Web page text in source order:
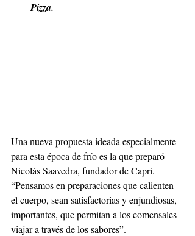
Pizza.
Una nueva propuesta ideada especialmente
para esta época de frío es la que preparó
Nicolás Saavedra, fundador de Capri.
“Pensamos en preparaciones que calienten
el cuerpo, sean satisfactorias y enjundiosas,
importantes, que permitan a los comensales
viajar a través de los sabores”.